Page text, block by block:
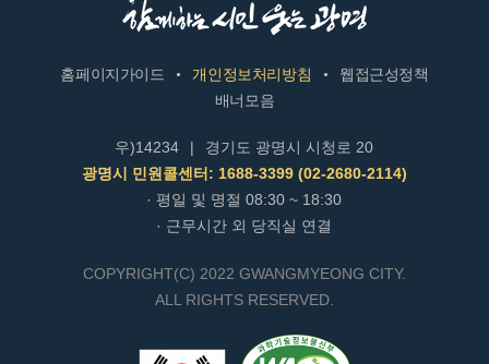
홈페이지가이드 개인정보처리방침
웹접근성정책
배너모음
우)14234 |
경기도 광명시 시청로 20
광명시 민원콜센터: 1688-3399 (02-2680-2114)
· 평일 및 명절 08:30 ~ 18:30
· 근무시간 외 당직실 연결
COPYRIGHT(C) 2022 GWANGMYEONG CITY.
ALL RIGHTS RESERVED.